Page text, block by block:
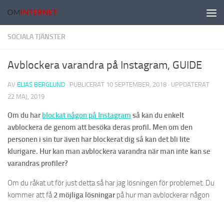
Hoppa till innehåll
SOCIALA TJÄNSTER
Avblockera varandra på Instagram, GUIDE
AV ELIAS BERGLUND · PUBLICERAT 10 SEPTEMBER, 2018 · UPPDATERAT
22 MAJ, 2019
Om du harblockat någon på Instagram så kan du enkelt
avblockera de genom att besöka deras profil. Men om den
personen i sin tur även har blockerat dig så kan det bli lite
klurigare. Hur kan man avblockera varandra när man inte kan se
varandras profiler?
Om du råkat ut för just detta så har jag lösningen för problemet. Du
kommer att få2 möjliga lösningarpå hur man avblockerar någon